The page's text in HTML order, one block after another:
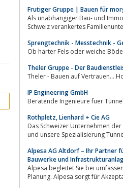
Frutiger Gruppe | Bauen für
Als unabhängiger Bau- und Immobiliendienstleister
Schweiz verankertes
Sprengtechnik - Messtechnik -
Theler Gruppe - Der
IP Engineering GmbH
Beratende Ingenieure fuer
Rothpletz, Lienhard + Cie AG
Das Schweizer Unternehmen
und unsere Spezialisierung
Alpesa AG Altdorf – Ihr Partner
Bauwerke und
Alpesa begleitet Sie bei